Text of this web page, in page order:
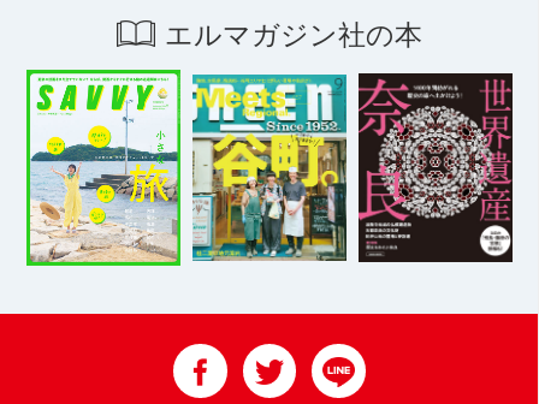
エルマガジン社の本